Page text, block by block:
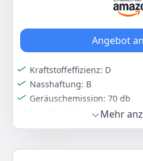
Angebot
Kraftstoffeffizienz: D
Nasshaftung: B
Geräuschemission: 70 db
Spezifische Eigenschaften:
Markenqualität: BUDGET
Mehr